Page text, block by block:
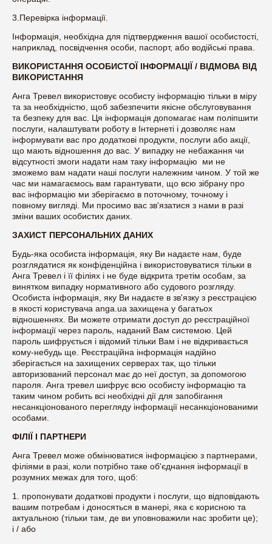
3.Перевірка інформації.
Інформація, необхідна для підтвердження вашої особистості,
наприклад, посвідчення особи, паспорт, або водійські права.
ВИКОРИСТАННЯ ОСОБИСТОЇ ІНФОРМАЦІЇ / ВІДМОВА ВІД
ВИКОРИСТАННЯ
Анга Тревел використовує особисту інформацію тільки в міру
та за необхідністю, щоб забезпечити якісне обслуговування
та безпеку для вас. Ця інформація допомагає нам поліпшити
послуги, налаштувати роботу в Інтернеті і дозволяє нам
інформувати вас про додаткові продукти, послуги або акції,
що мають відношення до вас. У випадку не небажання чи
відсутності змоги надати нам таку інформацію ми не
зможемо вам надати наші послуги належним чином. У той же
час ми намагаємось вам гарантувати, що всю зібрану про
вас інформацію ми зберігаємо в поточному, точному і
повному вигляді. Ми просимо вас зв'язатися з нами в разі
зміни ваших особистих даних.
ЗАХИСТ ПЕРСОНАЛЬНИХ ДАНИХ
Будь-яка особиста інформація, яку Ви надаєте нам, буде
розглядатися як конфіденційна і використовуватися тільки в
Анга Тревел і її філіях і не буде відкрита третім особам, за
винятком випадку нормативного або судового розгляду.
Особиста інформація, яку Ви надаєте в зв'язку з реєстрацією
в якості користувача anga.ua захищена у багатьох
відношеннях. Ви можете отримати доступ до реєстраційної
інформації через пароль, наданий Вам системою. Цей
пароль шифрується і відомий тільки Вам і не відкривається
кому-небудь ще. Реєстраційна інформація надійно
зберігається на захищених серверах так, що тільки
авторизований персонал має до неї доступ, за допомогою
пароля. Анга тревел шифрує всю особисту інформацію та
таким чином робить всі необхідні дії для запобігання
несанкціонованого перегляду інформації несанкціонованими
особами.
ФІЛІЇ І ПАРТНЕРИ
Анга Тревел може обмінюватися інформацією з партнерами,
філіями в разі, коли потрібно таке об'єднання інформації в
розумних межах для того, щоб:
1. пропонувати додаткові продукти і послуги, що відповідають
вашим потребам і доносяться в манері, яка є корисною та
актуальною (тільки там, де ви уповноважили нас зробити це);
і / або